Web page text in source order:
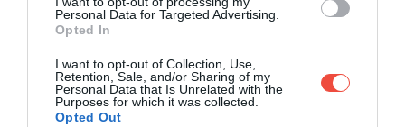
Personal Data for Targeted Advertising.
Opted In
I want to opt-out of Collection, Use,
Retention, Sale, and/or Sharing of my
Personal Data that Is Unrelated with the
Purposes for which it was collected.
Opted Out
Gustul ușor dulce-acrișor îl face extrem de versatil:
din coarne se pot prepara dulceață, sirop, fructe